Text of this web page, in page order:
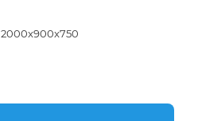
2000x900x750